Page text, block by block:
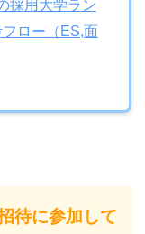
採用大学ラン
ロー（ES,面
待に参加して